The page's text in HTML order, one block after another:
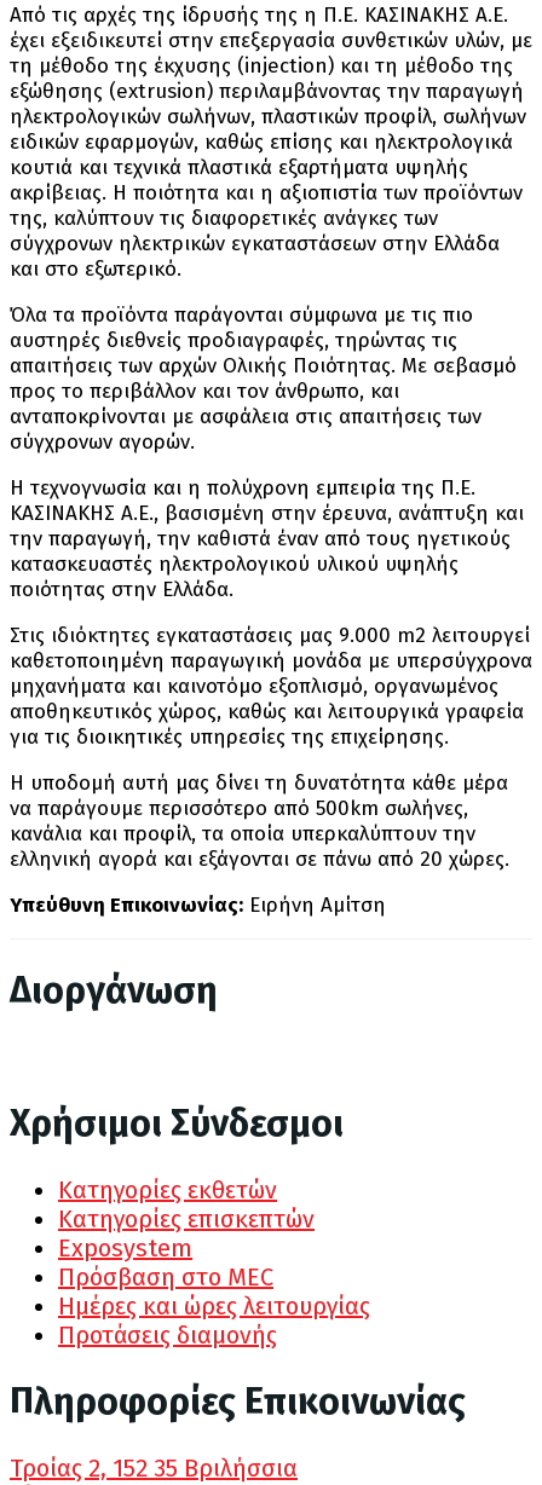
Από τις αρχές της ίδρυσής της η Π.Ε. ΚΑΣΙΝΑΚΗΣ Α.Ε.
έχει εξειδικευτεί στην επεξεργασία συνθετικών υλών, με
τη μέθοδο της έκχυσης (injection) και τη μέθοδο της
εξώθησης (extrusion) περιλαμβάνοντας την παραγωγή
ηλεκτρολογικών σωλήνων, πλαστικών προφίλ, σωλήνων
ειδικών εφαρμογών, καθώς επίσης και ηλεκτρολογικά
κουτιά και τεχνικά πλαστικά εξαρτήματα υψηλής
ακρίβειας. Η ποιότητα και η αξιοπιστία των προϊόντων
της, καλύπτουν τις διαφορετικές ανάγκες των
σύγχρονων ηλεκτρικών εγκαταστάσεων στην Ελλάδα
και στο εξωτερικό.
Όλα τα προϊόντα παράγονται σύμφωνα με τις πιο
αυστηρές διεθνείς προδιαγραφές, τηρώντας τις
απαιτήσεις των αρχών Ολικής Ποιότητας. Με σεβασμό
προς το περιβάλλον και τον άνθρωπο, και
ανταποκρίνονται με ασφάλεια στις απαιτήσεις των
σύγχρονων αγορών.
Η τεχνογνωσία και η πολύχρονη εμπειρία της Π.Ε.
ΚΑΣΙΝΑΚΗΣ Α.Ε., βασισμένη στην έρευνα, ανάπτυξη και
την παραγωγή, την καθιστά έναν από τους ηγετικούς
κατασκευαστές ηλεκτρολογικού υλικού υψηλής
ποιότητας στην Ελλάδα.
Στις ιδιόκτητες εγκαταστάσεις μας 9.000 m2 λειτουργεί
καθετοποιημένη παραγωγική μονάδα με υπερσύγχρονα
μηχανήματα και καινοτόμο εξοπλισμό, οργανωμένος
αποθηκευτικός χώρος, καθώς και λειτουργικά γραφεία
για τις διοικητικές υπηρεσίες της επιχείρησης.
Η υποδομή αυτή μας δίνει τη δυνατότητα κάθε μέρα
να παράγουμε περισσότερο από 500km σωλήνες,
κανάλια και προφίλ, τα οποία υπερκαλύπτουν την
ελληνική αγορά και εξάγονται σε πάνω από 20 χώρες.
Yπεύθυνη Επικοινωνίας: Ειρήνη Αμίτση
Διοργάνωση
Χρήσιμοι Σύνδεσμοι
Κατηγορίες εκθετών
Κατηγορίες επισκεπτών
Exposystem
Πρόσβαση στο MEC
Ημέρες και ώρες λειτουργίας
Προτάσεις διαμονής
Πληροφορίες Επικοινωνίας
Τροίας 2, 152 35 Βριλήσσια